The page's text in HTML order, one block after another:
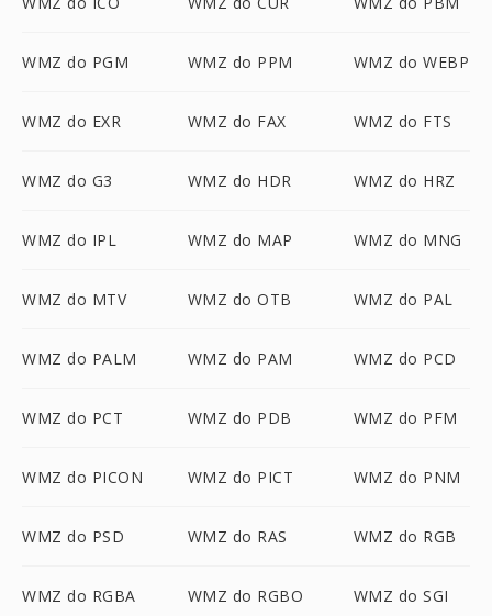
WMZ do PGM WMZ do PPM WMZ do WEBP
WMZ do EXR WMZ do FAX WMZ do FTS
WMZ do G3 WMZ do HDR WMZ do HRZ
WMZ do IPL WMZ do MAP WMZ do MNG
WMZ do MTV WMZ do OTB WMZ do PAL
WMZ do PALM WMZ do PAM WMZ do PCD
WMZ do PCT WMZ do PDB WMZ do PFM
WMZ do PICON WMZ do PICT WMZ do PNM
WMZ do PSD WMZ do RAS WMZ do RGB
WMZ do RGBA WMZ do RGBO WMZ do SGI